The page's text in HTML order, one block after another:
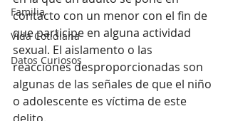
Familia
Vida Cotidiana
Datos Curiosos
contacto con un menor con el fin de
que participe en alguna actividad
sexual. El aislamento o las
reacciones desproporcionadas son
algunas de las señales de que el niño
o adolescente es víctima de este